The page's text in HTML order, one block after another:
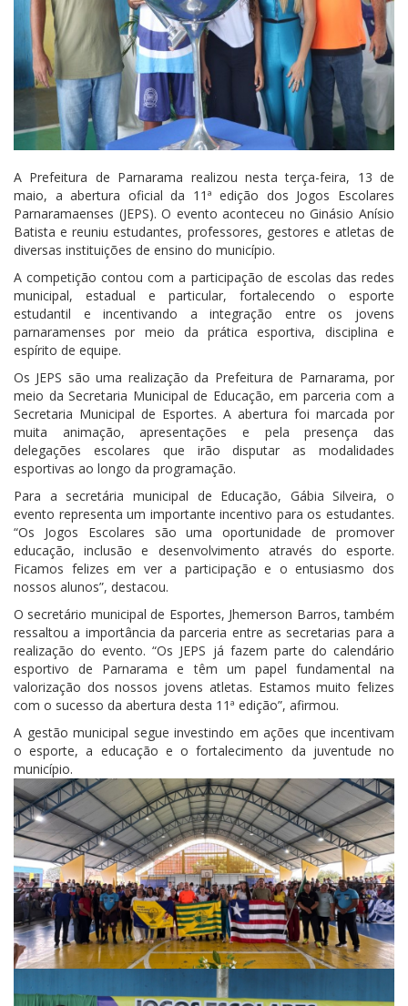
A Prefeitura de Parnarama realizou nesta terça-feira, 13 de
maio, a abertura oficial da 11ª edição dos Jogos Escolares
Parnaramaenses (JEPS). O evento aconteceu no Ginásio Anísio
Batista e reuniu estudantes, professores, gestores e atletas de
diversas instituições de ensino do município.
A competição contou com a participação de escolas das redes
municipal, estadual e particular, fortalecendo o esporte
estudantil e incentivando a integração entre os jovens
parnaramenses por meio da prática esportiva, disciplina e
espírito de equipe.
Os JEPS são uma realização da Prefeitura de Parnarama, por
meio da Secretaria Municipal de Educação, em parceria com a
Secretaria Municipal de Esportes. A abertura foi marcada por
muita animação, apresentações e pela presença das
delegações escolares que irão disputar as modalidades
esportivas ao longo da programação.
Para a secretária municipal de Educação, Gábia Silveira, o
evento representa um importante incentivo para os estudantes.
“Os Jogos Escolares são uma oportunidade de promover
educação, inclusão e desenvolvimento através do esporte.
Ficamos felizes em ver a participação e o entusiasmo dos
nossos alunos”, destacou.
O secretário municipal de Esportes, Jhemerson Barros, também
ressaltou a importância da parceria entre as secretarias para a
realização do evento. “Os JEPS já fazem parte do calendário
esportivo de Parnarama e têm um papel fundamental na
valorização dos nossos jovens atletas. Estamos muito felizes
com o sucesso da abertura desta 11ª edição”, afirmou.
A gestão municipal segue investindo em ações que incentivam
o esporte, a educação e o fortalecimento da juventude no
município.